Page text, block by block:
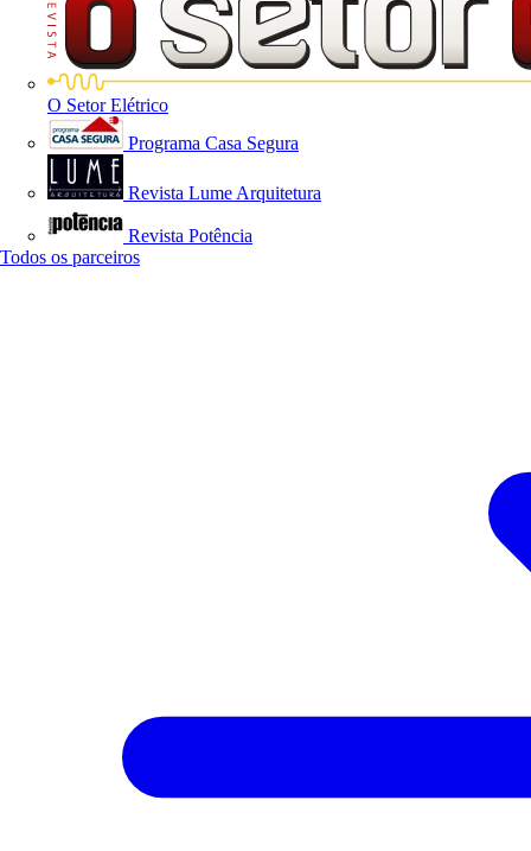
O Setor Elétrico
Programa Casa Segura
Revista Lume Arquitetura
Revista Potência
Todos os parceiros